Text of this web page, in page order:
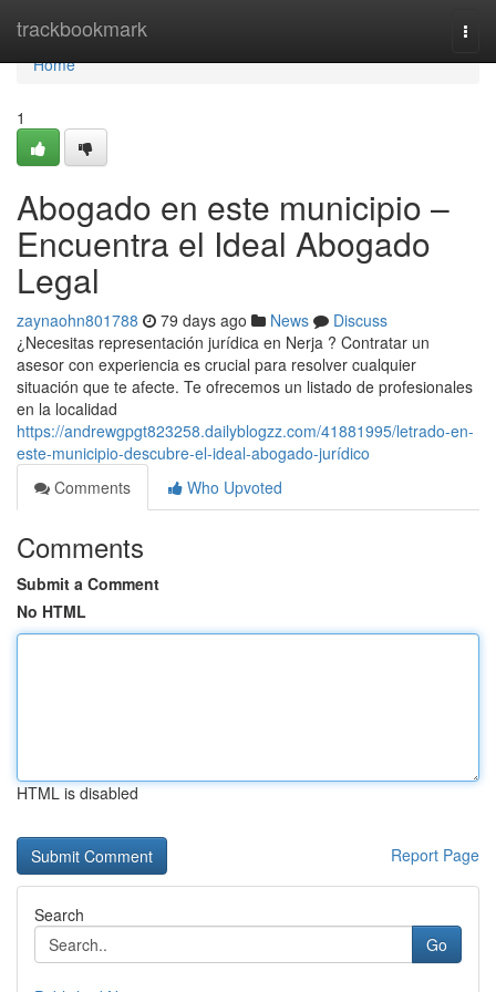
trackbookmark
Home
Home
1
Abogado en este municipio –
Encuentra el Ideal Abogado
Legal
zaynaohn801788 79 days ago News
Discuss
¿Necesitas representación jurídica en Nerja ? Contratar un
asesor con experiencia es crucial para resolver cualquier
situación que te afecte. Te ofrecemos un listado de profesionales
en la localidad
https://andrewgpgt823258.dailyblogzz.com/41881995/letrado-en-
este-municipio-descubre-el-ideal-abogado-jurídico
Comments
Who Upvoted
Comments
Submit a Comment
No HTML
HTML is disabled
Report Page
Search
Go